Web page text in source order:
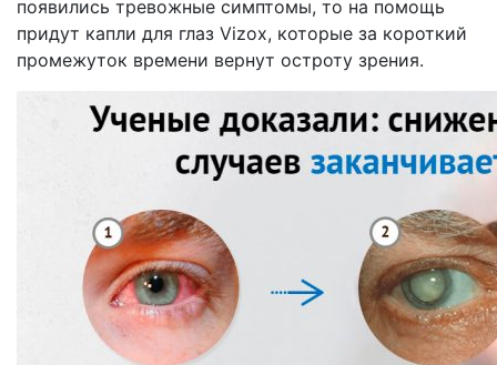
появились тревожные симптомы, то на помощь
придут капли для глаз Vizox, которые за короткий
промежуток времени вернут остроту зрения.